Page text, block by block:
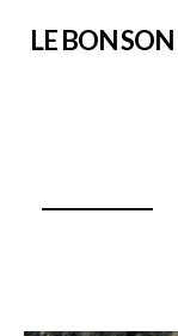
LE BON SON